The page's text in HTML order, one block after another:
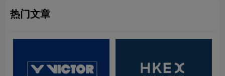
热门文章